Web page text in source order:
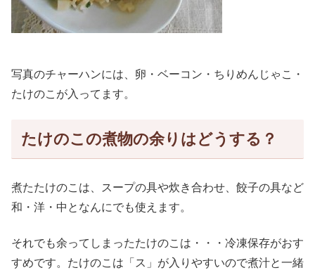
写真のチャーハンには、卵・ベーコン・ちりめんじゃこ・
たけのこが入ってます。
たけのこの煮物の余りはどうする？
煮たたけのこは、スープの具や炊き合わせ、餃子の具など
和・洋・中となんにでも使えます。
それでも余ってしまったたけのこは・・・冷凍保存がおす
すめです。たけのこは「ス」が入りやすいので煮汁と一緒